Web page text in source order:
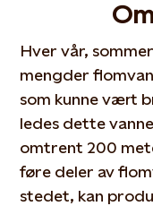
Hver vår,
mengder
som kunne vært
ledes dette
omtrent 200
føre deler av
stedet, kan